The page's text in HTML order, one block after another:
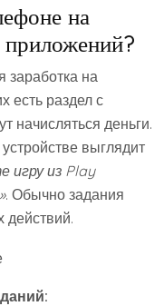
на
приложений?
на
есть раздел с
начисляться деньги.
выглядит
игру из Play
. Обычно задания
действий.